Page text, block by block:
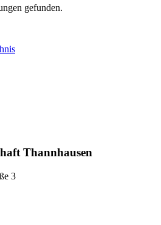
gefunden.
Thannhausen
3